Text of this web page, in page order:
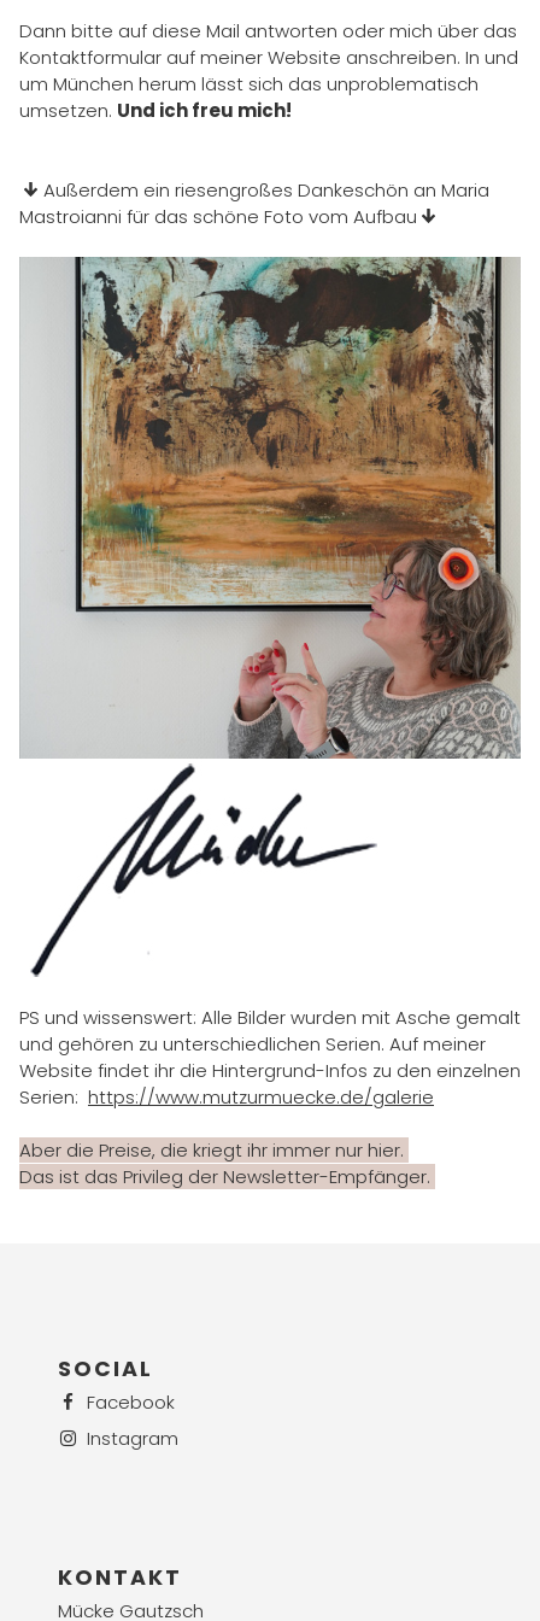
KLEINE WERKE
IMPRESSIONEN
Dann bitte auf diese Mail antworten oder mich über das
Kontaktformular auf meiner Website anschreiben. In und
um München herum lässt sich das unproblematisch
umsetzen. Und ich freu mich!
Außerdem ein riesengroßes Dankeschön an Maria
Mastroianni für das schöne Foto vom Aufbau
PS und wissenswert: Alle Bilder wurden mit Asche gemalt
und gehören zu unterschiedlichen Serien. Auf meiner
Website findet ihr die Hintergrund-Infos zu den einzelnen
Serien: https://www.mutzurmuecke.de/galerie
Aber die Preise, die kriegt ihr immer nur hier.
Das ist das Privileg der Newsletter-Empfänger.
SOCIAL
Facebook
Instagram
KONTAKT
Mücke Gautzsch